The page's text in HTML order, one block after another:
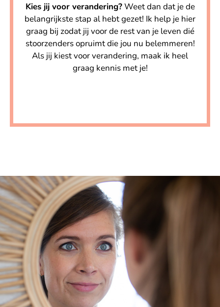
Kies jij voor verandering?Weet dan dat je de
belangrijkste stap al hebt gezet! Ik help je hier
graag bij zodat jij voor de rest van je leven dié
stoorzenders opruimt die jou nu belemmeren!
Als jij kiest voor verandering, maak ik heel
graag kennis met je!